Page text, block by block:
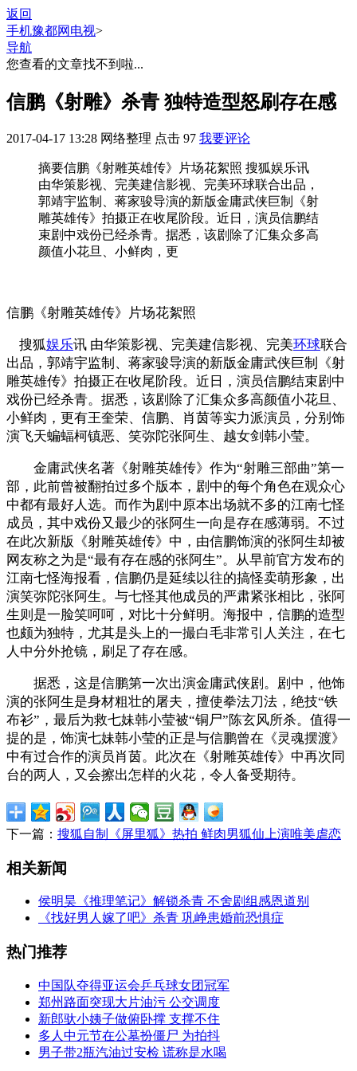
返回
手机豫都网 电视>
导航
您查看的文章找不到啦...
信鹏《射雕》杀青 独特造型怒刷存在感
2017-04-17 13:28 网络整理 点击 97 我要评论
摘要信鹏《射雕英雄传》片场花絮照 搜狐娱乐讯
由华策影视、完美建信影视、完美环球联合出品，
郭靖宇监制、蒋家骏导演的新版金庸武侠巨制《射
雕英雄传》拍摄正在收尾阶段。近日，演员信鹏结
束剧中戏份已经杀青。据悉，该剧除了汇集众多高
颜值小花旦、小鲜肉，更
信鹏《射雕英雄传》片场花絮照
搜狐娱乐讯 由华策影视、完美建信影视、完美环球联合
出品，郭靖宇监制、蒋家骏导演的新版金庸武侠巨制《射
雕英雄传》拍摄正在收尾阶段。近日，演员信鹏结束剧中
戏份已经杀青。据悉，该剧除了汇集众多高颜值小花旦、
小鲜肉，更有王奎荣、信鹏、肖茵等实力派演员，分别饰
演飞天蝙蝠柯镇恶、笑弥陀张阿生、越女剑韩小莹。
金庸武侠名著《射雕英雄传》作为“射雕三部曲”第一
部，此前曾被翻拍过多个版本，剧中的每个角色在观众心
中都有最好人选。而作为剧中原本出场就不多的江南七怪
成员，其中戏份又最少的张阿生一向是存在感薄弱。不过
在此次新版《射雕英雄传》中，由信鹏饰演的张阿生却被
网友称之为是“最有存在感的张阿生”。从早前官方发布的
江南七怪海报看，信鹏仍是延续以往的搞怪卖萌形象，出
演笑弥陀张阿生。与七怪其他成员的严肃紧张相比，张阿
生则是一脸笑呵呵，对比十分鲜明。海报中，信鹏的造型
也颇为独特，尤其是头上的一撮白毛非常引人关注，在七
人中分外抢镜，刷足了存在感。
据悉，这是信鹏第一次出演金庸武侠剧。剧中，他饰
演的张阿生是身材粗壮的屠夫，擅使拳法刀法，绝技“铁
布衫”，最后为救七妹韩小莹被“铜尸”陈玄风所杀。值得一
提的是，饰演七妹韩小莹的正是与信鹏曾在《灵魂摆渡》
中有过合作的演员肖茵。此次在《射雕英雄传》中再次同
台的两人，又会擦出怎样的火花，令人备受期待。
下一篇： 搜狐自制《屏里狐》热拍 鲜肉男狐仙上演唯美虐恋
相关新闻
侯明昊《推理笔记》解锁杀青 不舍剧组感恩道别
《找好男人嫁了吧》杀青 巩峥患婚前恐惧症
热门推荐
中国队夺得亚运会乒乓球女团冠军
郑州路面突现大片油污 公交调度
新郎驮小姨子做俯卧撑 支撑不住
多人中元节在公墓扮僵尸 为拍抖
男子带2瓶汽油过安检 谎称是水喝